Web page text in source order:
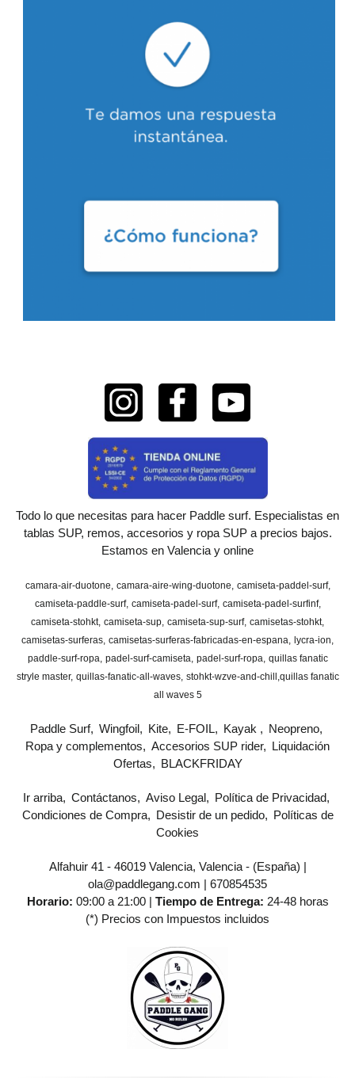
Todo lo que necesitas para hacer Paddle surf. Especialistas en
tablas SUP, remos, accesorios y ropa SUP a precios bajos.
Estamos en Valencia y online
camara-air-duotone camara-aire-wing-duotone camiseta-paddel-surf
camiseta-paddle-surf camiseta-padel-surf camiseta-padel-surfinf
camiseta-stohkt camiseta-sup camiseta-sup-surf camisetas-stohkt
camisetas-surferas camisetas-surferas-fabricadas-en-espana
lycra-ion
paddle-surf-ropa padel-surf-camiseta padel-surf-ropa quillas fanatic
stryle master quillas-fanatic-all-waves stohkt-wzve-and-chill
​quillas fanatic
all waves 5
Paddle Surf Wingfoil Kite E-FOIL Kayak
Neopreno
Ropa y complementos
Accesorios SUP rider
Liquidación
Ofertas
BLACKFRIDAY
Ir arriba Contáctanos Aviso Legal
Política de Privacidad
Condiciones de Compra
Desistir de un pedido
Políticas de
Cookies
Alfahuir 41 - 46019 Valencia, Valencia - (España) |
ola@paddlegang.com | 670854535
Horario: 09:00 a 21:00 | Tiempo de Entrega: 24-48 horas
(*) Precios con Impuestos incluidos